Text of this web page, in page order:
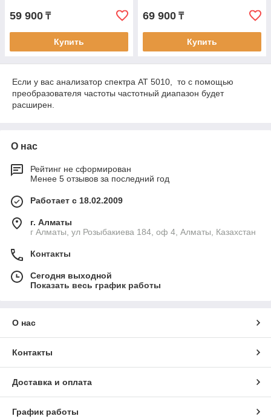
59 900 ₸
Купить
69 900 ₸
Купить
Если у вас анализатор спектра AT 5010, то с помощью
преобразователя частоты частотный диапазон будет
расширен.
О нас
Рейтинг не сформирован
Менее 5 отзывов за последний год
Работает с 18.02.2009
г. Алматы
г Алматы, ул Розыбакиева 184, оф 4, Алматы, Казахстан
Контакты
Сегодня выходной
Показать весь график работы
О нас
Контакты
Доставка и оплата
График работы